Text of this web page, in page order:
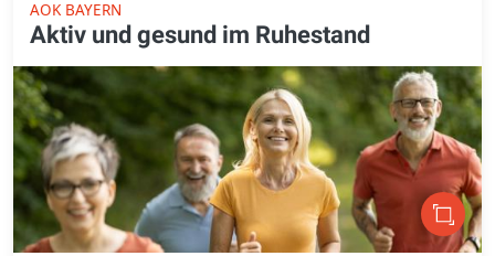
AOK BAYERN
Aktiv und gesund im Ruhestand